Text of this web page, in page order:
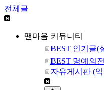
전체글
팬마음 커뮤니티
BEST 인기글(
BEST 명예의
자유게시판 (